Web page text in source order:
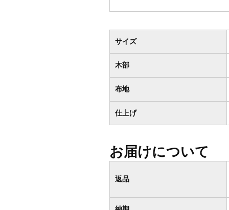
サイズ
木部
布地
仕上げ
お届けについて
返品